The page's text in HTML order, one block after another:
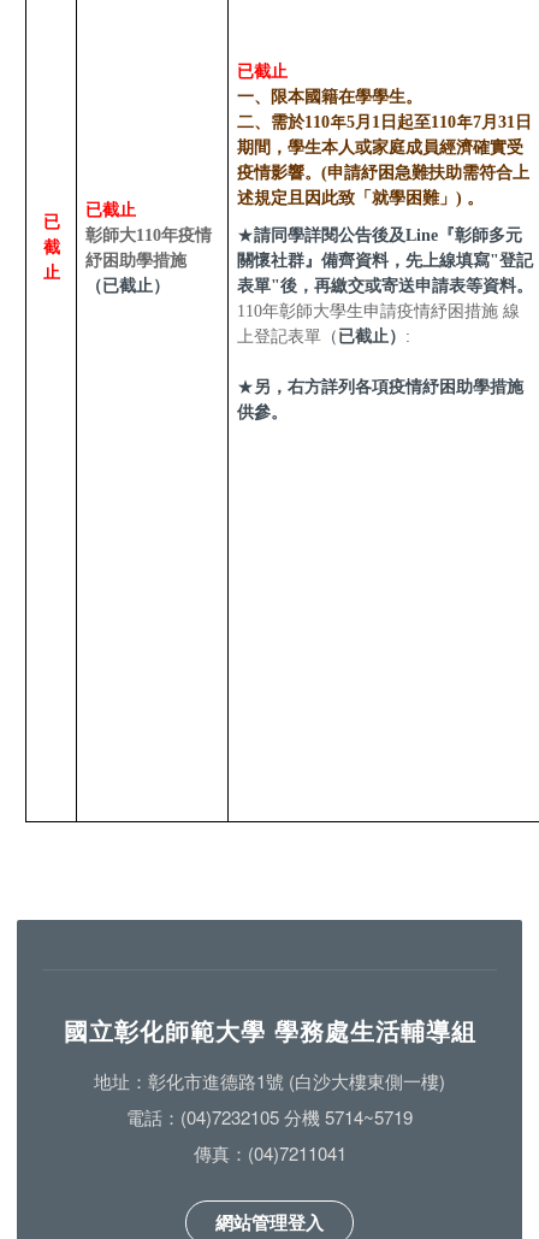
已
截
止
已截止
彰師大110年疫情
紓困助學措施
（已截止 ）
已截止
一、限本國籍在學學生。
二、 需於110年5月1日起至110年7月31日
期間，學生本人或家庭成員經濟確實受
疫情影響。(申請紓困急難扶助需符合上
述規定且因此致「就學困難」) 。
★請同學詳閱公告後及Line『彰師多元
關懷社群』備齊資料，先上線填寫"登記
表單"後，再繳交或寄送申請表等資料。
110年彰師大學生申請疫情紓困措施 線
上登記表單 （ 已截止） :
★ 另，右方詳列各項疫情紓困助學措施
供參。
國立彰化師範大學 學務處生活輔導組
地址：彰化市進德路1號 (白沙大樓東側一樓)
電話：(04)7232105 分機 5714~5719
傳真：(04)7211041
網站管理登入